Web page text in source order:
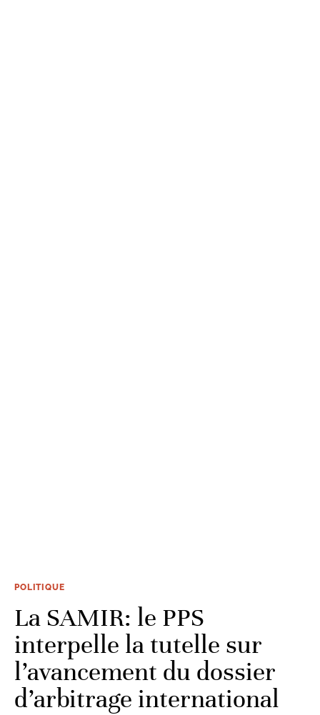
POLITIQUE
La SAMIR: le PPS
interpelle la tutelle sur
l’avancement du dossier
d’arbitrage international